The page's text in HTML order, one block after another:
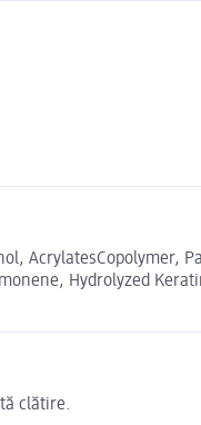
Hydrolyzed
clătire.